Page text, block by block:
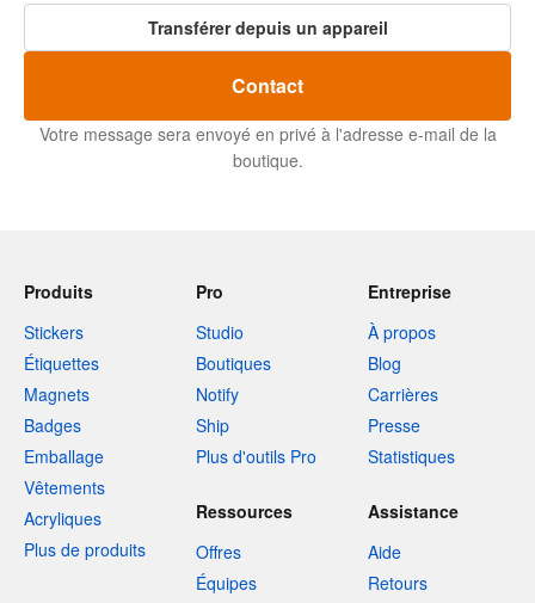
Transférer depuis un appareil
Contact
Votre message sera envoyé en privé à l'adresse e-mail de la
boutique.
Produits
Stickers
Étiquettes
Magnets
Badges
Emballage
Vêtements
Acryliques
Plus de produits
Pro
Studio
Boutiques
Notify
Ship
Plus d'outils Pro
Entreprise
À propos
Blog
Carrières
Presse
Statistiques
Ressources
Offres
Équipes
Assistance
Aide
Retours